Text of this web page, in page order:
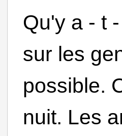
Qu'y a - t
sur les
possible.
nuit. Les